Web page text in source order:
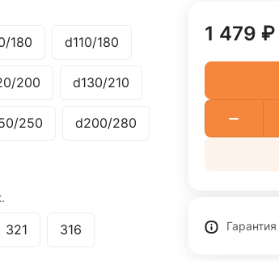
180 d110/180
200 d130/210
250 d200/280
321 316
1 479 ₽